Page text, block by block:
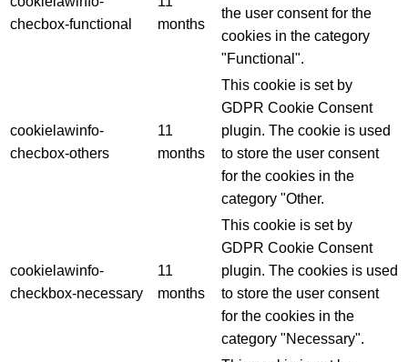
for the cookies in the
category "Analytics".
The cookie is set by GDPR
cookie consent to record
the user consent for the
cookies in the category
"Functional".
This cookie is set by
GDPR Cookie Consent
plugin. The cookie is used
to store the user consent
for the cookies in the
category "Other.
This cookie is set by
GDPR Cookie Consent